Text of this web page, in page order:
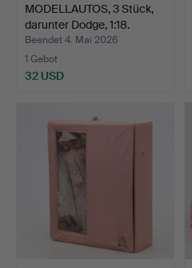
MODELLAUTOS, 3 Stück,
darunter Dodge, 1:18.
Beendet 4. Mai 2026
1 Gebot
32 USD